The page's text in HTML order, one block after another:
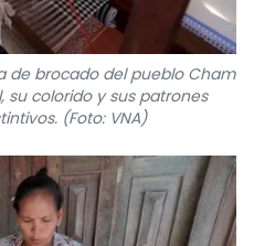
de brocado del pueblo Cham
su colorido y sus patrones
(Foto: VNA)